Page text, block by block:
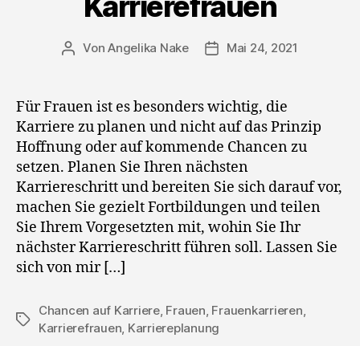
Beitragsautor
VonAngelika Nake Veröffentlichungsdatum
Mai 24, 2021
Für Frauen ist es besonders wichtig, die
Karriere zu planen und nicht auf das Prinzip
Hoffnung oder auf kommende Chancen zu
setzen. Planen Sie Ihren nächsten
Karriereschritt und bereiten Sie sich darauf vor,
machen Sie gezielt Fortbildungen und teilen
Sie Ihrem Vorgesetzten mit, wohin Sie Ihr
nächster Karriereschritt führen soll. Lassen Sie
sich von mir […]
Schlagwörter
Chancen auf Karriere, Frauen Frauenkarrieren
Karrierefrauen Karriereplanung